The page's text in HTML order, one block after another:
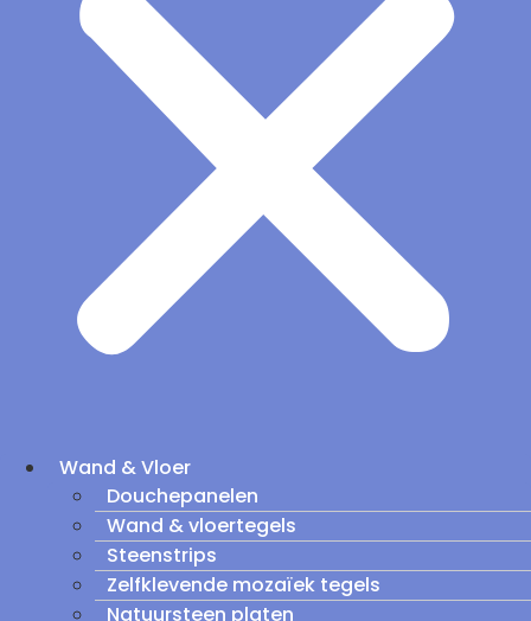
Wand & Vloer
Douchepanelen
Wand & vloertegels
Steenstrips
Zelfklevende mozaïek tegels
Natuursteen platen